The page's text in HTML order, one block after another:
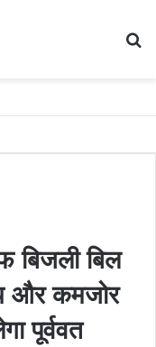
बिजली बिल
और कमजोर
पूर्ववत